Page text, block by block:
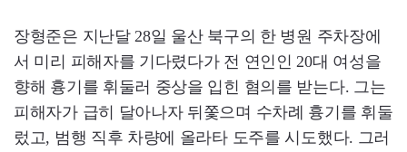
장형준은 지난달 28일 울산 북구의 한 병원 주차장에
서 미리 피해자를 기다렸다가 전 연인인 20대 여성을
향해 흉기를 휘둘러 중상을 입힌 혐의를 받는다. 그는
피해자가 급히 달아나자 뒤쫓으며 수차례 흉기를 휘둘
렀고, 범행 직후 차량에 올라타 도주를 시도했다. 그러